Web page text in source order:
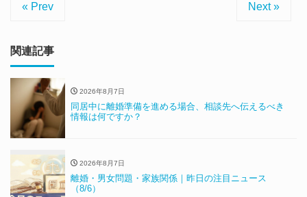
« Prev Next »
関連記事
2026年8月7日
同居中に離婚準備を進める場合、相談先へ伝えるべき
情報は何ですか？
2026年8月7日
離婚・男女問題・家族関係｜昨日の注目ニュース
（8/6）